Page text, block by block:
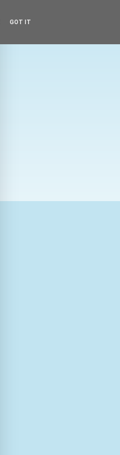
GOT IT